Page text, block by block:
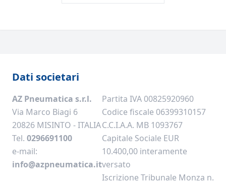
Dati societari
AZ Pneumatica s.r.l.
Via Marco Biagi 6
20826 MISINTO - ITALIA
Tel. 0296691100
e-mail:
info@azpneumatica.it
Partita IVA 00825920960
Codice fiscale 06399310157
C.C.I.A.A. MB 1093767
Capitale Sociale EUR
10.400,00 interamente
versato
Iscrizione Tribunale Monza n.